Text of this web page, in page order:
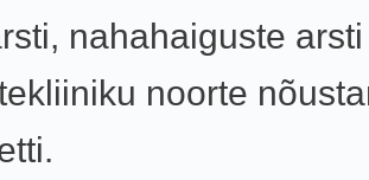
nahahaiguste
noorte